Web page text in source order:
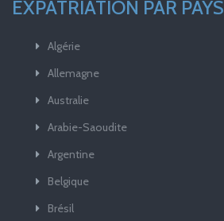
EXPATRIATION PAR PAYS
Algérie
Allemagne
Australie
Arabie-Saoudite
Argentine
Belgique
Brésil